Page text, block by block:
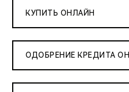
КУПИТЬ ОНЛАЙН
ОДОБРЕНИЕ КРЕДИТА